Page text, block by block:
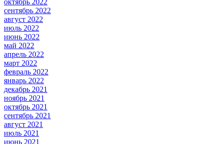
сентябрь 2022
август 2022
июль 2022
июнь 2022
май 2022
апрель 2022
март 2022
февраль 2022
январь 2022
декабрь 2021
ноябрь 2021
октябрь 2021
сентябрь 2021
август 2021
июль 2021
июнь 2021